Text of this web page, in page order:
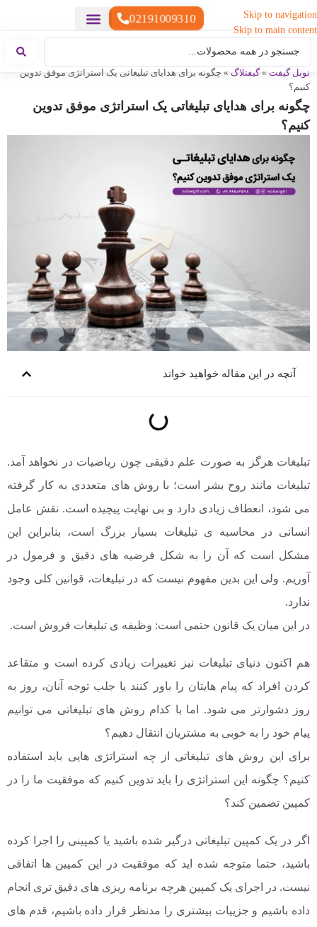
Skip to navigation
Skip to main content
02191009310
نوبل گیفت »گیفتلاگ » چگونه برای هدایای تبلیغاتی یک استراتژی موفق تدوین
کنیم؟
چگونه برای هدایای تبلیغاتی یک استراتژی موفق تدوین
کنیم؟
آنچه در این مقاله خواهید خواند
تبلیغات هرگز به صورت علم دقیقی چون ریاضیات در نخواهد آمد.
تبلیغات مانند روح بشر است؛ با روش های متعددی به کار گرفته
می شود، انعطاف زیادی دارد و بی نهایت پیچیده است. نقش عامل
انسانی در محاسبه ی تبلیغات بسیار بزرگ است، بنابراین این
مشکل است که آن را به شکل فرضیه های دقیق و فرمول در
آوریم. ولی این بدین مفهوم نیست که در تبلیغات، قوانین کلی وجود
ندارد.
در این میان یک قانون حتمی است: وظیفه ی تبلیغات فروش است.
هم اکنون دنیای تبلیغات نیز تغییرات زیادی کرده است و متقاعد
کردن افراد که پیام هایتان را باور کنند یا جلب توجه آنان، روز به
روز دشوارتر می شود. اما با کدام روش های تبلیغاتی می توانیم
پیام خود را به خوبی به مشتریان انتقال دهیم؟
برای این روش های تبلیغاتی از چه استراتژی هایی باید استفاده
کنیم؟ چگونه این استراتژی را باید تدوین کنیم که موفقیت ما را در
کمپین تضمین کند؟
اگر در یک کمپین تبلیغاتی درگیر شده باشید یا کمپینی را اجرا کرده
باشید، حتما متوجه شده اید که موفقیت در این کمپین ها اتفاقی
نیست. در اجرای یک کمپین هرچه برنامه ریزی های دقیق تری انجام
داده باشیم و جزییات بیشتری را مدنظر قرار داده باشیم، قدم های